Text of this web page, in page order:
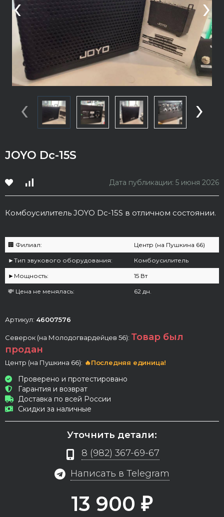
‹ ›
‹ ›
JOYO Dc-15S
Дата публикации: 5 июня 2026
Комбоусилитель JOYO Dc-15S в отличном состоянии.
🏢 Филиал: Центр (на Пушкина 66)
►Тип звукового оборудования: Комбоусилитель
►Мощность: 15 Вт
💸 Цена не менялась: 62 дн.
Артикул: 46007576
Северок (на Молодогвардейцев 56): Товар был
продан
Центр (на Пушкина 66): 🔥Последняя единица!
Проверено и протестировано
Гарантия и возврат
Доставка по всей России
Скидки за наличные
Уточнить детали:
8 (982) 367-69-67
Написать в Telegram
13 900 ₽